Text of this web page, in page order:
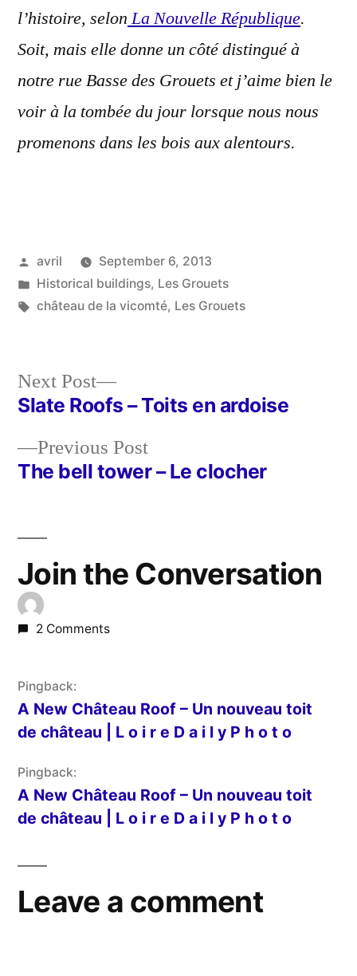
l’histoire, selonLa Nouvelle République.
Soit, mais elle donne un côté distingué à
notre rue Basse des Grouets et j’aime bien le
voir à la tombée du jour lorsque nous nous
promenons dans les bois aux alentours.
Posted
by
avril
September 6, 2013
Posted
in
Historical buildings, Les Grouets
Tags:
château de la vicomté, Les Grouets
Post
navigation
Previous PostPrevious
post:
The bell tower – Le clocher
Next Post
Next
post:
Slate Roofs – Toits en ardoise
Join the Conversation
2 Comments
Pingback:
A New Château Roof – Un nouveau toit
de château | L o i r e D a i l y P h o t o
Pingback:
A New Château Roof – Un nouveau toit
de château | L o i r e D a i l y P h o t o
Leave a comment